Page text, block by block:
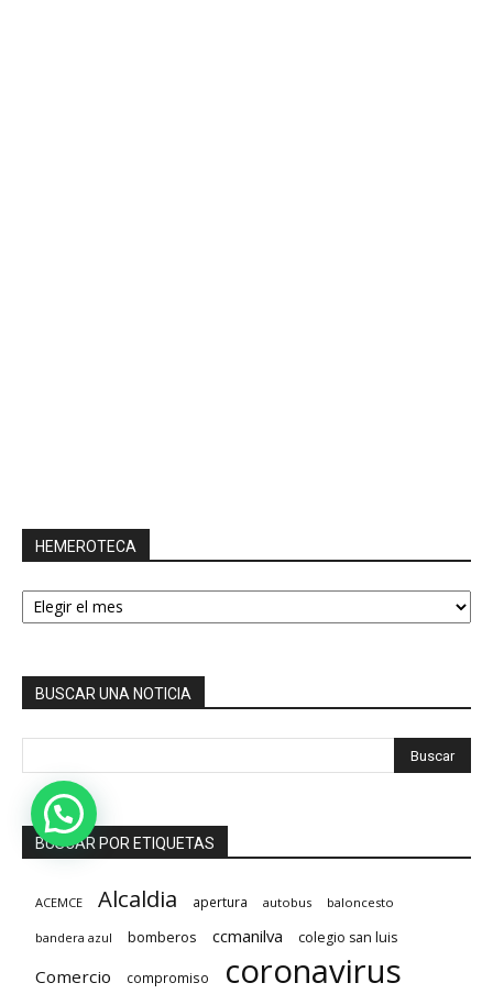
HEMEROTECA
HEMEROTECA
BUSCAR UNA NOTICIA
BUSCAR POR ETIQUETAS
ACEMCE Alcaldia apertura autobus baloncesto
bandera azul bomberos ccmanilva colegio san luis
Comercio compromiso coronavirus